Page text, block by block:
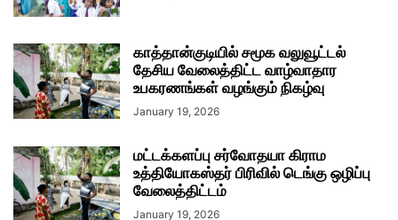
காத்தான்குடியில் சமூக வலுவூட்டல்
தேசிய வேலைத்திட்ட வாழ்வாதார
உபகரணங்கள் வழங்கும் நிகழ்வு
January 19, 2026
மட்டக்களப்பு சர்வோதயா கிராம
உத்தியோகஸ்தர் பிரிவில் டெங்கு ஒழிப்பு
வேலைத்திட்டம்
January 19, 2026